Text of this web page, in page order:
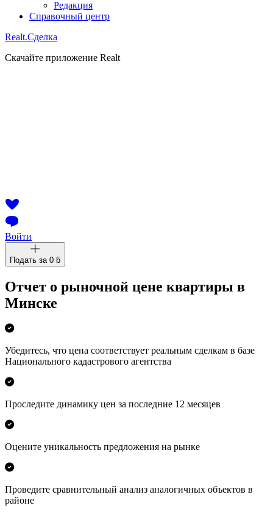
Редакция
Справочный центр
Realt.Сделка
Скачайте приложение Realt
Войти
Подать за 0 ƃ
Отчет о рыночной цене квартиры в
Минске
Убедитесь, что цена соответствует реальным сделкам в базе
Национального кадастрового агентства
Проследите динамику цен за последние 12 месяцев
Оцените уникальность предложения на рынке
Проведите сравнительный анализ аналогичных объектов в
районе